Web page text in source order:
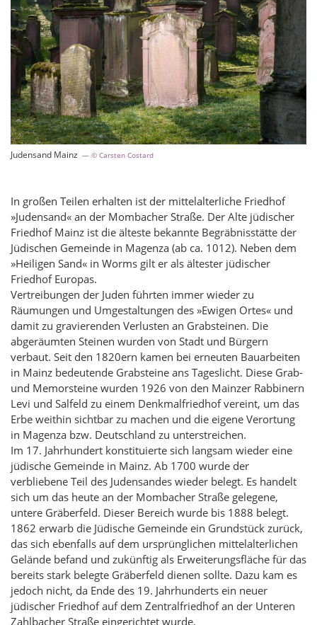
Judensand Mainz © Carsten Costard
In großen Teilen erhalten ist der mittelalterliche Friedhof
»Judensand« an der Mombacher Straße. Der Alte jüdischer
Friedhof Mainz ist die älteste bekannte Begräbnisstätte der
Jüdischen Gemeinde in Magenza (ab ca. 1012). Neben dem
»Heiligen Sand« in Worms gilt er als ältester jüdischer
Friedhof Europas.
Vertreibungen der Juden führten immer wieder zu
Räumungen und Umgestaltungen des »Ewigen Ortes« und
damit zu gravierenden Verlusten an Grabsteinen. Die
abgeräumten Steinen wurden von Stadt und Bürgern
verbaut. Seit den 1820ern kamen bei erneuten Bauarbeiten
in Mainz bedeutende Grabsteine ans Tageslicht. Diese Grab-
und Memorsteine wurden 1926 von den Mainzer Rabbinern
Levi und Salfeld zu einem Denkmalfriedhof vereint, um das
Erbe weithin sichtbar zu machen und die eigene Verortung
in Magenza bzw. Deutschland zu unterstreichen.
Im 17. Jahrhundert konstituierte sich langsam wieder eine
jüdische Gemeinde in Mainz. Ab 1700 wurde der
verbliebene Teil des Judensandes wieder belegt. Es handelt
sich um das heute an der Mombacher Straße gelegene,
untere Gräberfeld. Dieser Bereich wurde bis 1888 belegt.
1862 erwarb die Jüdische Gemeinde ein Grundstück zurück,
das sich ebenfalls auf dem ursprünglichen mittelalterlichen
Gelände befand und zukünftig als Erweiterungsfläche für das
bereits stark belegte Gräberfeld dienen sollte. Dazu kam es
jedoch nicht, da Ende des 19. Jahrhunderts ein neuer
jüdischer Friedhof auf dem Zentralfriedhof an der Unteren
Zahlbacher Straße eingerichtet wurde.